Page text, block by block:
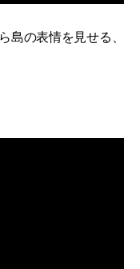
島の表情を見せる、